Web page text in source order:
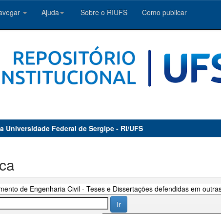
Ajuda Sobre o RIUFS Como publicar
Federal de Sergipe - RI/UFS